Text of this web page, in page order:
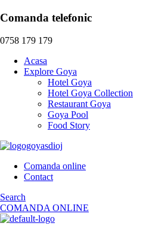
Restaurant Goya
Menu
Comanda telefonic
0758 179 179
Acasa
Explore Goya
Hotel Goya
Hotel Goya Collection
Restaurant Goya
Goya Pool
Food Story
Comanda online
Contact
Search
COMANDA ONLINE
Meniul zilei
Starters
Specialitati din pui
Specialitati din porc
Fructe de mare
Specialitati vita-oaie
Burgers
Salate
Paste
Cauta produs
Bruschete asortate